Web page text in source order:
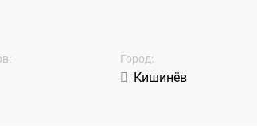
Город:
Кишинёв